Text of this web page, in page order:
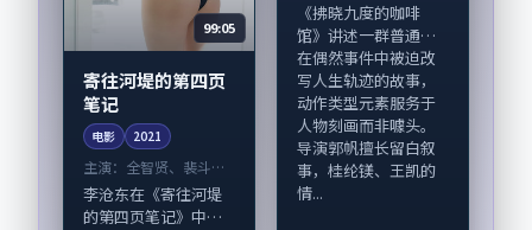
99:05
寄往河堤的第四页
笔记
电影 2021
主演： 全智贤、裴斗娜
等
李沧东在《寄往河堤
的第四页笔记》中以
《拂晓九度的咖啡
馆》讲述一群普通人
在偶然事件中被迫改
写人生轨迹的故事，
动作类型元素服务于
人物刻画而非噱头。
导演郭帆擅长留白叙
事，桂纶镁、王凯的
情...